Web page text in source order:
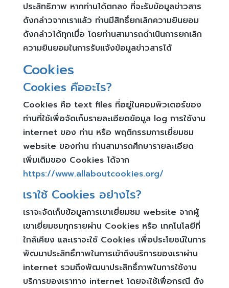
ประสิทธิภาพ หากท่านได้ตกลง ที่จะรับข้อมูลข่าวสาร
ดังกล่าวจากเราแล้ว ท่านมีสิทธิ์ยกเลิกความยินยอม
ดังกล่าวได้ทุกเมื่อ โดยท่านสามารถดำเนินการยกเลิก
ความยินยอมในการรับแจ้งข้อมูลข่าวสารได้
Cookies
Cookies คืออะไร?
Cookies คือ text files ที่อยู่ในคอมพิวเตอร์ของ
ท่านที่ใช้เพื่อจัดเก็บรายละเอียดข้อมูล log การใช้งาน
internet ของ ท่าน หรือ พฤติกรรมการเยี่ยมชม
website ของท่าน ท่านสามารถศึกษารายละเอียด
เพิ่มเติมของ Cookies ได้จาก
https://www.allaboutcookies.org/
เราใช้ Cookies อย่างไร?
เราจะจัดเก็บข้อมูลการเขาเยี่ยมชม website จากผู้
เขาเยี่ยมชมทุกรายผ่าน Cookies หรือ เทคโนโลยีที่
ใกล้เคียง และเราจะใช้ Cookies เพื่อประโยชน์ในการ
พัฒนาประสิทธิ์ภาพในการเข้าถึงบริการของเราผ่าน
internet รวมถึงพัฒนาประสิทธิ์ภาพในการใช้งาน
บริการของเราทาง internet โดยจะใช้เพื่อกรณี ดัง